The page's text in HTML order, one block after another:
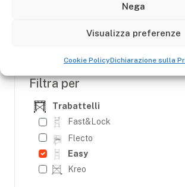
Nega
Visualizza preferenze
Cookie PolicyDichiarazione sulla
Filtra per
Trabattelli
Fast&Lock
Flecto
Easy
Kreo